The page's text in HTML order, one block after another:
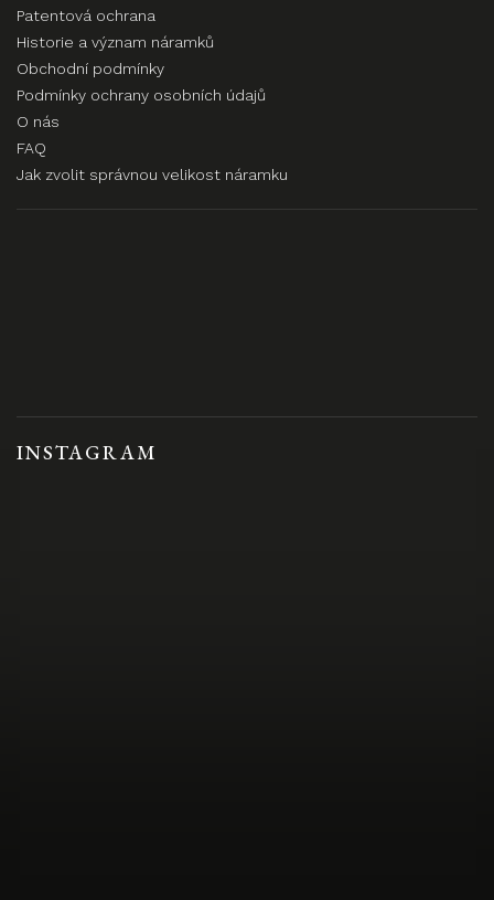
INSTAGRAM
Patentová ochrana
Historie a význam náramků
Obchodní podmínky
Podmínky ochrany osobních údajů
O nás
FAQ
Jak zvolit správnou velikost náramku